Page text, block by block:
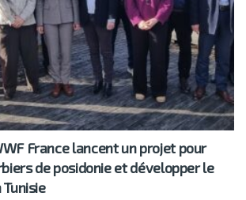
France lancent un projet pour
de posidonie et développer le